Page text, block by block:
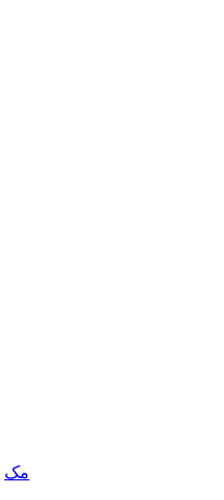
برنامه‌های Adobe مک